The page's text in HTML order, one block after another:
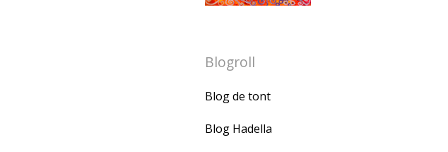
Blogroll
Blog de tont
Blog Hadella